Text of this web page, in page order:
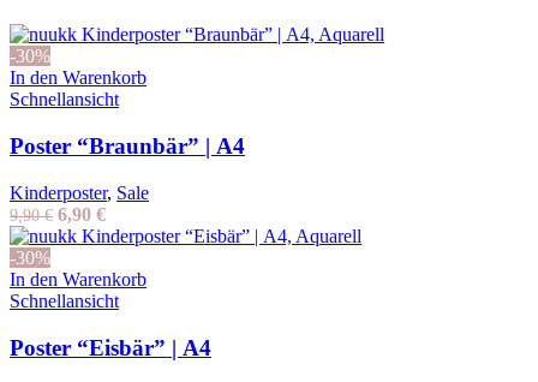
-30%
In den Warenkorb
Schnellansicht
Poster “Braunbär” | A4
Kinderposter, Sale
9,90€ Ursprünglicher
Preis
9,90 €
6,90 €Aktueller
Preis
6,90 €.
-30%
In den Warenkorb
Schnellansicht
Poster “Eisbär” | A4